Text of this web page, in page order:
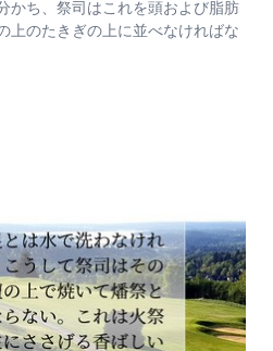
かち、祭司はこれを頭および脂肪
上のたきぎの上に並べなければな